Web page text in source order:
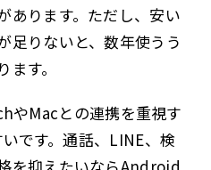
あります。ただし、安い
足りないと、数年使うう
す。
やMacとの連携を重視す
です。通話、LINE、検